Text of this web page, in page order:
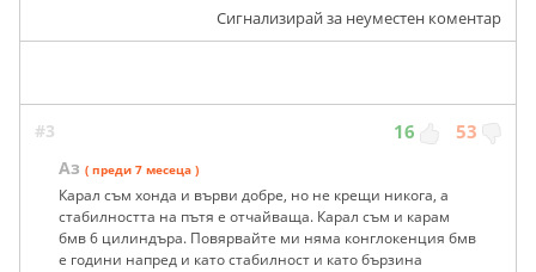
Сигнализирай за неуместен коментар
#3 16 53
Аз ( преди 7 месеца )
Карал съм хонда и върви добре, но не крещи никога, а
стабилността на пътя е отчайваща. Карал съм и карам
бмв 6 цилиндъра. Повярвайте ми няма конглокенция бмв
е години напред и като стабилност и като бързина